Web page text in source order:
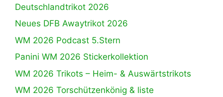
Deutschlandtrikot 2026
Neues DFB Awaytrikot 2026
WM 2026 Podcast 5.Stern
Panini WM 2026 Stickerkollektion
WM 2026 Trikots – Heim- & Auswärtstrikots
WM 2026 Torschützenkönig & liste